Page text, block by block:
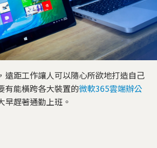
遠距工作讓人可以隨心所欲地打造自己
有能橫跨各大裝置的微軟365雲端辦公
早趕著通勤上班。